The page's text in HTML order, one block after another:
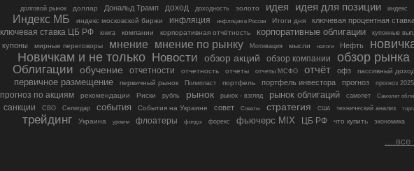
долговой рынок доллар Дональд Трамп доход доходность золото идея идея для позиции индекс
Индекс МБ индекс московской биржи инфляция инфляция в России Итоги дня ключевая процентная
ключевая ставка ЦБ РФ книга компании корпоративная отчётность корпоративные облигации купонные
купоны мирные переговоры мнение мнение по рынку Мотивация мысли налоги Нефть
Новичкам и не только Новости обзор акций обзор компании обзор рынка
Облигации обучение отчетности отчетность отчеты отчеты МСФО отчёт офз пассивный
первичное размещение первичный рынок Полипласт портфель портфель инвестора прогноз прогноз 2025
прогноз по акциям рекомендации Риски рубль рынок рынок - взгляд рынок облигаций самолет Самолет
санкции СВО Селигдар события События на Украине совет Советы стратегия США технический анализ
трейдинг Украина уровни флоатеры фонды форекс фьючерс MIX ЦБ РФ что купить экономика
....все